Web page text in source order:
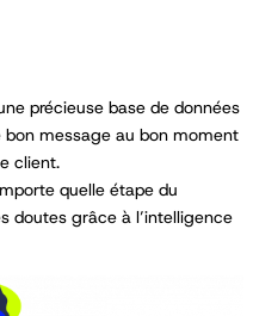
précieuse base de données
bon message au bon moment
client.
quelle étape du
doutes grâce à l’intelligence